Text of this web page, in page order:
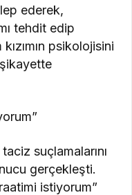
ederek,
tehdit edip
psikolojisini
suçlamalarını
gerçekleşti.
istiyorum”